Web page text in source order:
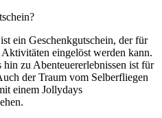
ein Geschenkgutschein, der für
eingelöst werden kann.
zu Abenteuererlebnissen ist für
der Traum vom Selberfliegen
einem Jollydays